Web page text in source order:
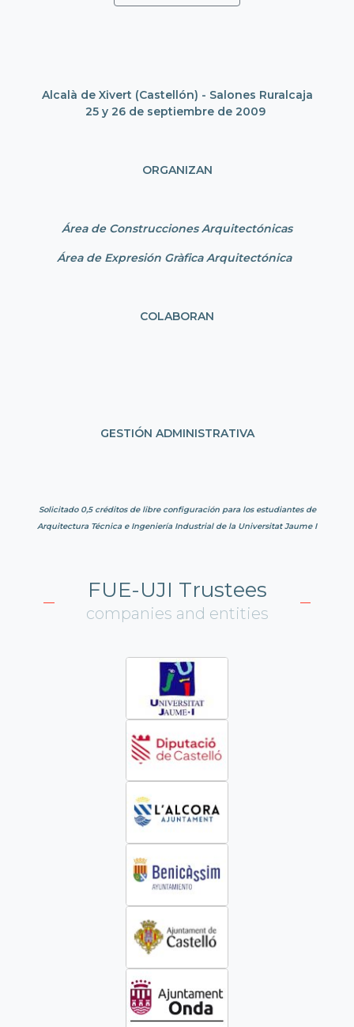
Alcalà de Xivert (Castellón) - Salones Ruralcaja
25 y 26 de septiembre de 2009
ORGANIZAN
Área de Construcciones Arquitectónicas
Área de Expresión Gràfica Arquitectónica
COLABORAN
GESTIÓN ADMINISTRATIVA
Solicitado 0,5 créditos de libre configuración para los estudiantes de
Arquitectura Técnica e Ingeniería Industrial de la Universitat Jaume I
FUE-UJI Trustees
companies and entities